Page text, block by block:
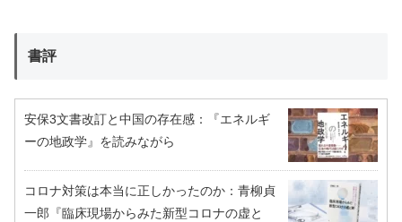
書評
安保3文書改訂と中国の存在感：『エネルギ
ーの地政学』を読みながら
コロナ対策は本当に正しかったのか：青柳貞
一郎『臨床現場からみた新型コロナの虚と